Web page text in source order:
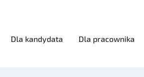
Dla kandydata Dla pracownika